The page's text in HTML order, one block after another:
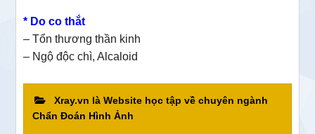
* Do co thắt
– Tổn thương thần kinh
– Ngộ độc chì, Alcaloid
Xray.vn là Website học tập về chuyên ngành
Chẩn Đoán Hình Ảnh